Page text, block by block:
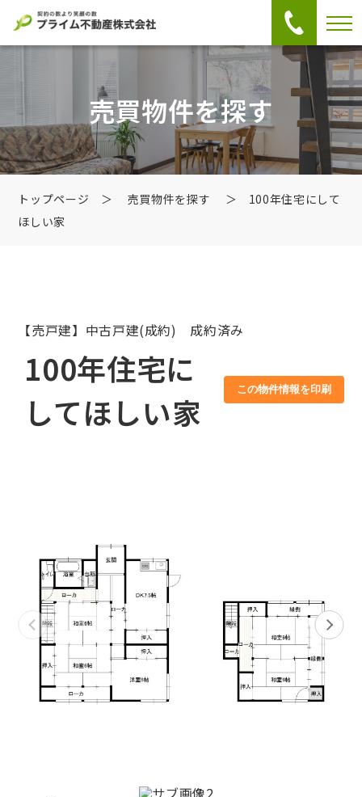
売買物件を探す
トップページ ＞ 売買物件を探す
＞ 100年住宅にして
ほしい家
【売戸建】中古戸建(成約) 成約済み
100年住宅に
してほしい家
この物件情報を印刷